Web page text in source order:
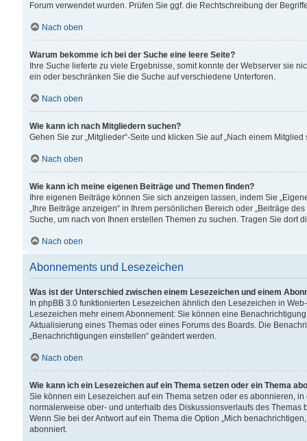
Forum verwendet wurden. Prüfen Sie ggf. die Rechtschreibung der
Nach oben
Warum bekomme ich bei der Suche eine leere Seite?
Ihre Suche lieferte zu viele Ergebnisse, somit konnte der Webserver sie
ein oder beschränken Sie die Suche auf verschiedene Unterforen.
Nach oben
Wie kann ich nach Mitgliedern suchen?
Gehen Sie zur „Mitglieder“-Seite und klicken Sie auf „Nach einem Mitglied
Nach oben
Wie kann ich meine eigenen Beiträge und Themen finden?
Ihre eigenen Beiträge können Sie sich anzeigen lassen, indem Sie
„Ihre Beiträge anzeigen“ in Ihrem persönlichen Bereich oder „Beiträge
Suche, um nach von Ihnen erstellen Themen zu suchen. Tragen Sie dort
Nach oben
Abonnements und Lesezeichen
Was ist der Unterschied zwischen einem Lesezeichen und einem
In phpBB 3.0 funktionierten Lesezeichen ähnlich den Lesezeichen in
Lesezeichen mehr einem Abonnement: Sie können eine
Aktualisierung eines Themas oder eines Forums des Boards. Die
„Benachrichtigungen einstellen“ geändert werden.
Nach oben
Wie kann ich ein Lesezeichen auf ein Thema setzen oder ein Thema
Sie können ein Lesezeichen auf ein Thema setzen oder es abonnieren,
normalerweise ober- und unterhalb des Diskussionsverlaufs des Themas
Wenn Sie bei der Antwort auf ein Thema die Option „Mich
abonniert.